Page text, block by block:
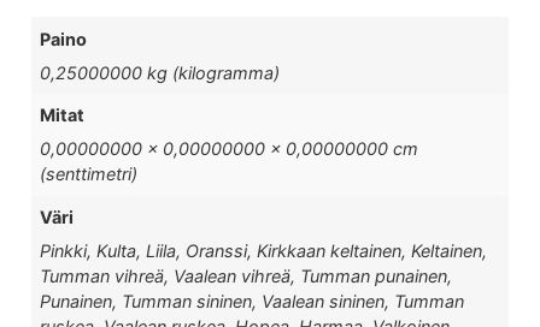
Paino
0,25000000 kg (kilogramma)
Mitat
0,00000000 × 0,00000000 × 0,00000000 cm
(senttimetri)
Väri
Pinkki, Kulta, Liila, Oranssi, Kirkkaan keltainen, Keltainen,
Tumman vihreä, Vaalean vihreä, Tumman punainen,
Punainen, Tumman sininen, Vaalean sininen, Tumman